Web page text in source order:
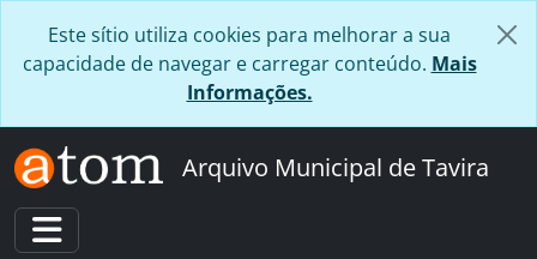
Este sítio utiliza cookies para melhorar a sua
capacidade de navegar e carregar conteúdo. Mais
Informações.
Arquivo Municipal de Tavira